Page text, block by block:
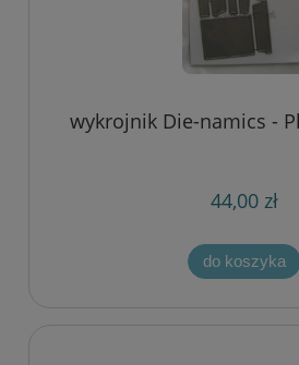
wykrojnik Die-namics -
44,00 zł
do koszyka